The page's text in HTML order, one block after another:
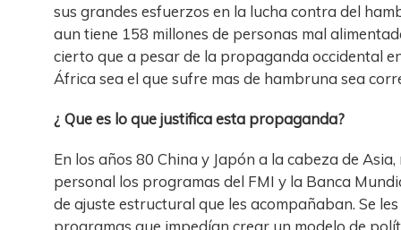
sus grandes esfuerzos en la lucha contra del
aun tiene 158 millones de personas mal
cierto que a pesar de la propaganda occidental
África sea el que sufre mas de hambruna sea
¿ Que es lo que justifica esta propaganda?
En los años 80 China y Japón a la cabeza de
personal los programas del FMI y la Banca
de ajuste estructural que les acompañaban. Se
programas que impedían crear un modelo de